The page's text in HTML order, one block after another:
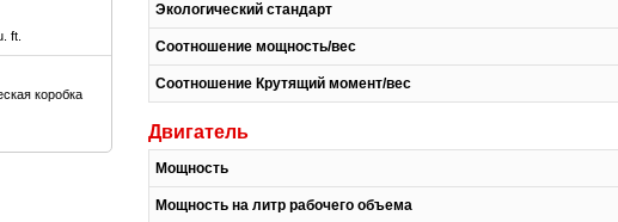
ft.
коробка
Экологический стандарт
Соотношение мощность/вес
Соотношение Крутящий момент/вес
Двигатель
Мощность
Мощность на литр рабочего объема